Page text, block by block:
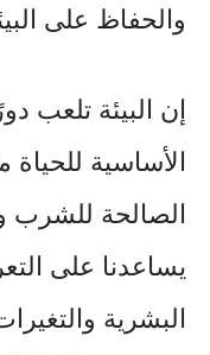
والحفاظ على
إن البيئة تلعب
الأساسية للحياة
الصالحة للشرب
يساعدنا على
البشرية